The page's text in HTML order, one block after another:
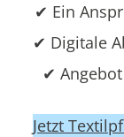
✔ Ein
✔ Digitale
✔
Jetzt